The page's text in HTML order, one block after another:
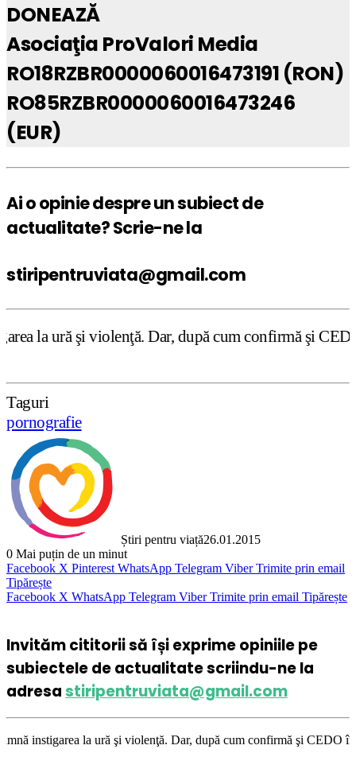
DONEAZĂ
Asociaţia ProValori Media
RO18RZBR0000060016473191 (RON)
RO85RZBR0000060016473246
(EUR)
Ai o opinie despre un subiect de
actualitate? Scrie-ne la
stiripentruviata@gmail.com
Dar, după cum confirmă şi CEDO în cazul
Taguri
pornografie
Știri pentru viață26.01.2015
0 Mai puțin de un minut
Facebook X Pinterest WhatsApp Telegram Viber Trimite prin email
Tipărește
Facebook X WhatsApp Telegram Viber Trimite prin email Tipărește
Invităm cititorii să își exprime opiniile pe
subiectele de actualitate scriindu-ne la
adresastiripentruviata@gmail.com
la ură şi violenţă. Dar, după cum confirmă şi CEDO în cazul